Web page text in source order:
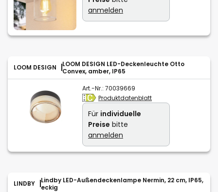
anmelden
LOOM DESIGN
LOOM DESIGN LED-Deckenleuchte Otto
Convex, amber, IP65
Art.-Nr.: 70039669
Produktdatenblatt
Für individuelle
Preise bitte
anmelden
LINDBY
Lindby LED-Außendeckenlampe Nermin, 22 cm, IP65,
eckig